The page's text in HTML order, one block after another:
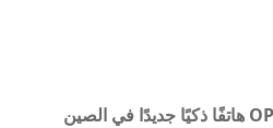
أطلقت الشركة الصينية OPPO هاتفًا ذكيًا جديدًا في الصين